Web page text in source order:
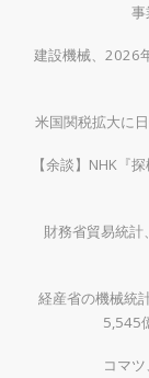
事
建設機械、2026
米国関税拡大に
【余談】NHK『
財務省貿易統
経産省の機械統
5,545
コマ